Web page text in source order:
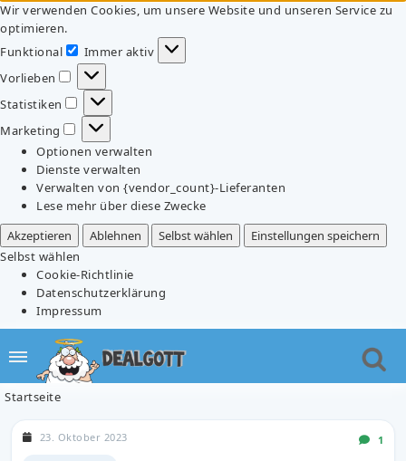
Wir verwenden Cookies, um unsere Website und unseren Service zu
optimieren.
Funktional
Funktional
Immer aktiv
Vorlieben
Vorlieben
Statistiken
Statistiken
Marketing
Marketing
Optionen verwalten
Dienste verwalten
Verwalten von {vendor_count}-Lieferanten
Lese mehr über diese Zwecke
Akzeptieren
Ablehnen Selbst wählen
Einstellungen speichern
Selbst wählen
Cookie-Richtlinie
Datenschutzerklärung
Impressum
Startseite
23. Oktober 2023 1